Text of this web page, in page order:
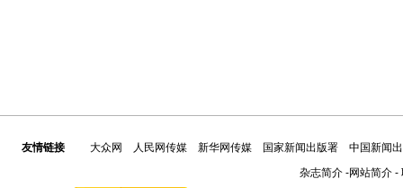
友情链接 大众网 人民网传媒 新华网传媒 国家新闻出版署
中国新闻
杂志简介-网站简介-